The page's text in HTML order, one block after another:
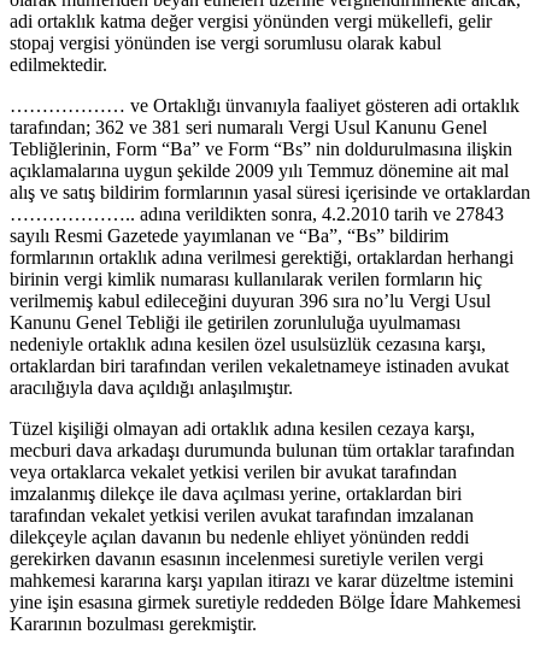
adi ortaklık katma değer vergisi yönünden vergi mükellefi, gelir
stopaj vergisi yönünden ise vergi sorumlusu olarak kabul
edilmektedir.
……………… ve Ortaklığı ünvanıyla faaliyet gösteren adi ortaklık
tarafından; 362 ve 381 seri numaralı Vergi Usul Kanunu Genel
Tebliğlerinin, Form “Ba” ve Form “Bs” nin doldurulmasına ilişkin
açıklamalarına uygun şekilde 2009 yılı Temmuz dönemine ait mal
alış ve satış bildirim formlarının yasal süresi içerisinde ve ortaklardan
……………….. adına verildikten sonra, 4.2.2010 tarih ve 27843
sayılı Resmi Gazetede yayımlanan ve “Ba”, “Bs” bildirim
formlarının ortaklık adına verilmesi gerektiği, ortaklardan herhangi
birinin vergi kimlik numarası kullanılarak verilen formların hiç
verilmemiş kabul edileceğini duyuran 396 sıra no’lu Vergi Usul
Kanunu Genel Tebliği ile getirilen zorunluluğa uyulmaması
nedeniyle ortaklık adına kesilen özel usulsüzlük cezasına karşı,
ortaklardan biri tarafından verilen vekaletnameye istinaden avukat
aracılığıyla dava açıldığı anlaşılmıştır.
Tüzel kişiliği olmayan adi ortaklık adına kesilen cezaya karşı,
mecburi dava arkadaşı durumunda bulunan tüm ortaklar tarafından
veya ortaklarca vekalet yetkisi verilen bir avukat tarafından
imzalanmış dilekçe ile dava açılması yerine, ortaklardan biri
tarafından vekalet yetkisi verilen avukat tarafından imzalanan
dilekçeyle açılan davanın bu nedenle ehliyet yönünden reddi
gerekirken davanın esasının incelenmesi suretiyle verilen vergi
mahkemesi kararına karşı yapılan itirazı ve karar düzeltme istemini
yine işin esasına girmek suretiyle reddeden Bölge İdare Mahkemesi
Kararının bozulması gerekmiştir.